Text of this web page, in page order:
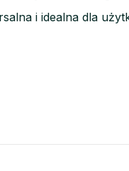
i idealna dla